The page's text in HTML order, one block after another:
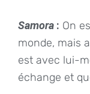
Samora : On
monde, mais
est avec lui-
échange et